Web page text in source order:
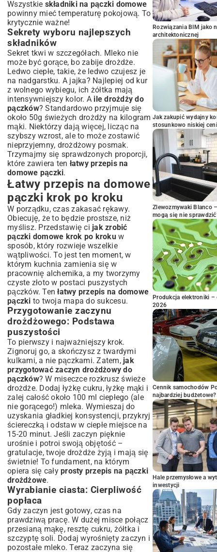
Wszystkie składniki na pączki domowe
powinny mieć temperaturę pokojową. To
krytycznie ważne!
Sekrety wyboru najlepszych
składników
Sekret tkwi w szczegółach. Mleko nie
może być gorące, bo zabije drożdże.
Ledwo ciepłe, takie, że ledwo czujesz je
na nadgarstku. A jajka? Najlepiej od kur
z wolnego wybiegu, ich żółtka mają
intensywniejszy kolor. A ile drożdży do
pączków? Standardowo przyjmuje się
około 50g świeżych drożdży na kilogram
mąki. Niektórzy dają więcej, licząc na
szybszy wzrost, ale to może zostawić
nieprzyjemny, drożdżowy posmak.
Trzymajmy się sprawdzonych proporcji,
które zawiera ten łatwy przepis na
domowe pączki.
Łatwy przepis na domowe
pączki krok po kroku
W porządku, czas zakasać rękawy.
Obiecuję, że to będzie prostsze, niż
myślisz. Przedstawię ci jak zrobić
pączki domowe krok po krokuw
sposób, który rozwieje wszelkie
wątpliwości. To jest ten moment, w
którym kuchnia zamienia się w
pracownię alchemika, a my tworzymy
czyste złoto w postaci puszystych
pączków. Tenłatwy przepis na domowe
pączki to twoja mapa do sukcesu.
Przygotowanie zaczynu
drożdżowego: Podstawa
puszystości
To pierwszy i najważniejszy krok.
Zignoruj go, a skończysz z twardymi
kulkami, a nie pączkami. Zatem, jak
przygotować zaczyn drożdżowy do
pączków? W miseczce rozkrusz świeże
drożdże. Dodaj łyżkę cukru, łyżkę mąki i
zalej całość około 100 ml ciepłego (ale
nie gorącego!) mleka. Wymieszaj do
uzyskania gładkiej konsystencji, przykryj
ściereczką i odstaw w ciepłe miejsce na
15-20 minut. Jeśli zaczyn pięknie
urośnie i potroi swoją objętość –
gratulacje, twoje drożdże żyją i mają się
świetnie! To fundament, na którym
opiera się cały prosty przepis na pączki
drożdżowe.
Wyrabianie ciasta: Cierpliwość
popłaca
Gdy zaczyn jest gotowy, czas na
prawdziwą pracę. W dużej misce połącz
przesianą mąkę, resztę cukru, żółtka i
szczyptę soli. Dodaj wyrośnięty zaczyn i
pozostałe mleko. Teraz zaczyna się
Rozwiązania BIM jako
architektonicznej
Jak zakupić wydajny
stosunkowo niskiej
Zlewozmywaki Blanco
mogą się nie
Produkcja elektroniki –
2026
Cennik samochodów
najbardziej budżetowe?
Hale przemysłowe a
inwestycji